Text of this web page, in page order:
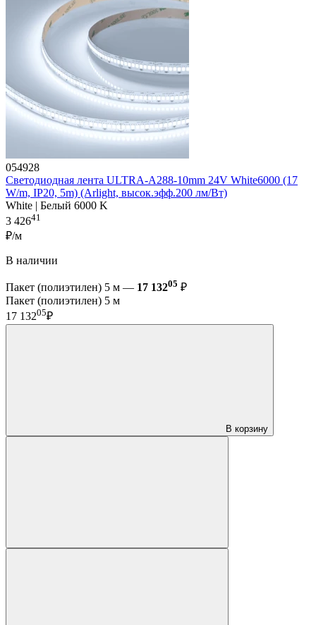
054928
Светодиодная лента ULTRA-A288-10mm 24V White6000 (17
W/m, IP20, 5m) (Arlight, высок.эфф.200 лм/Вт)
White | Белый 6000 K
3 42641
₽/м
В наличии
Пакет (полиэтилен) 5 м — 17 13205 ₽
Пакет (полиэтилен) 5 м
17 13205₽
В корзину